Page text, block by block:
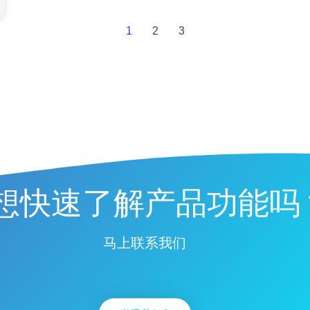
1 2 3
快速了解产品功能吗
马上联系我们